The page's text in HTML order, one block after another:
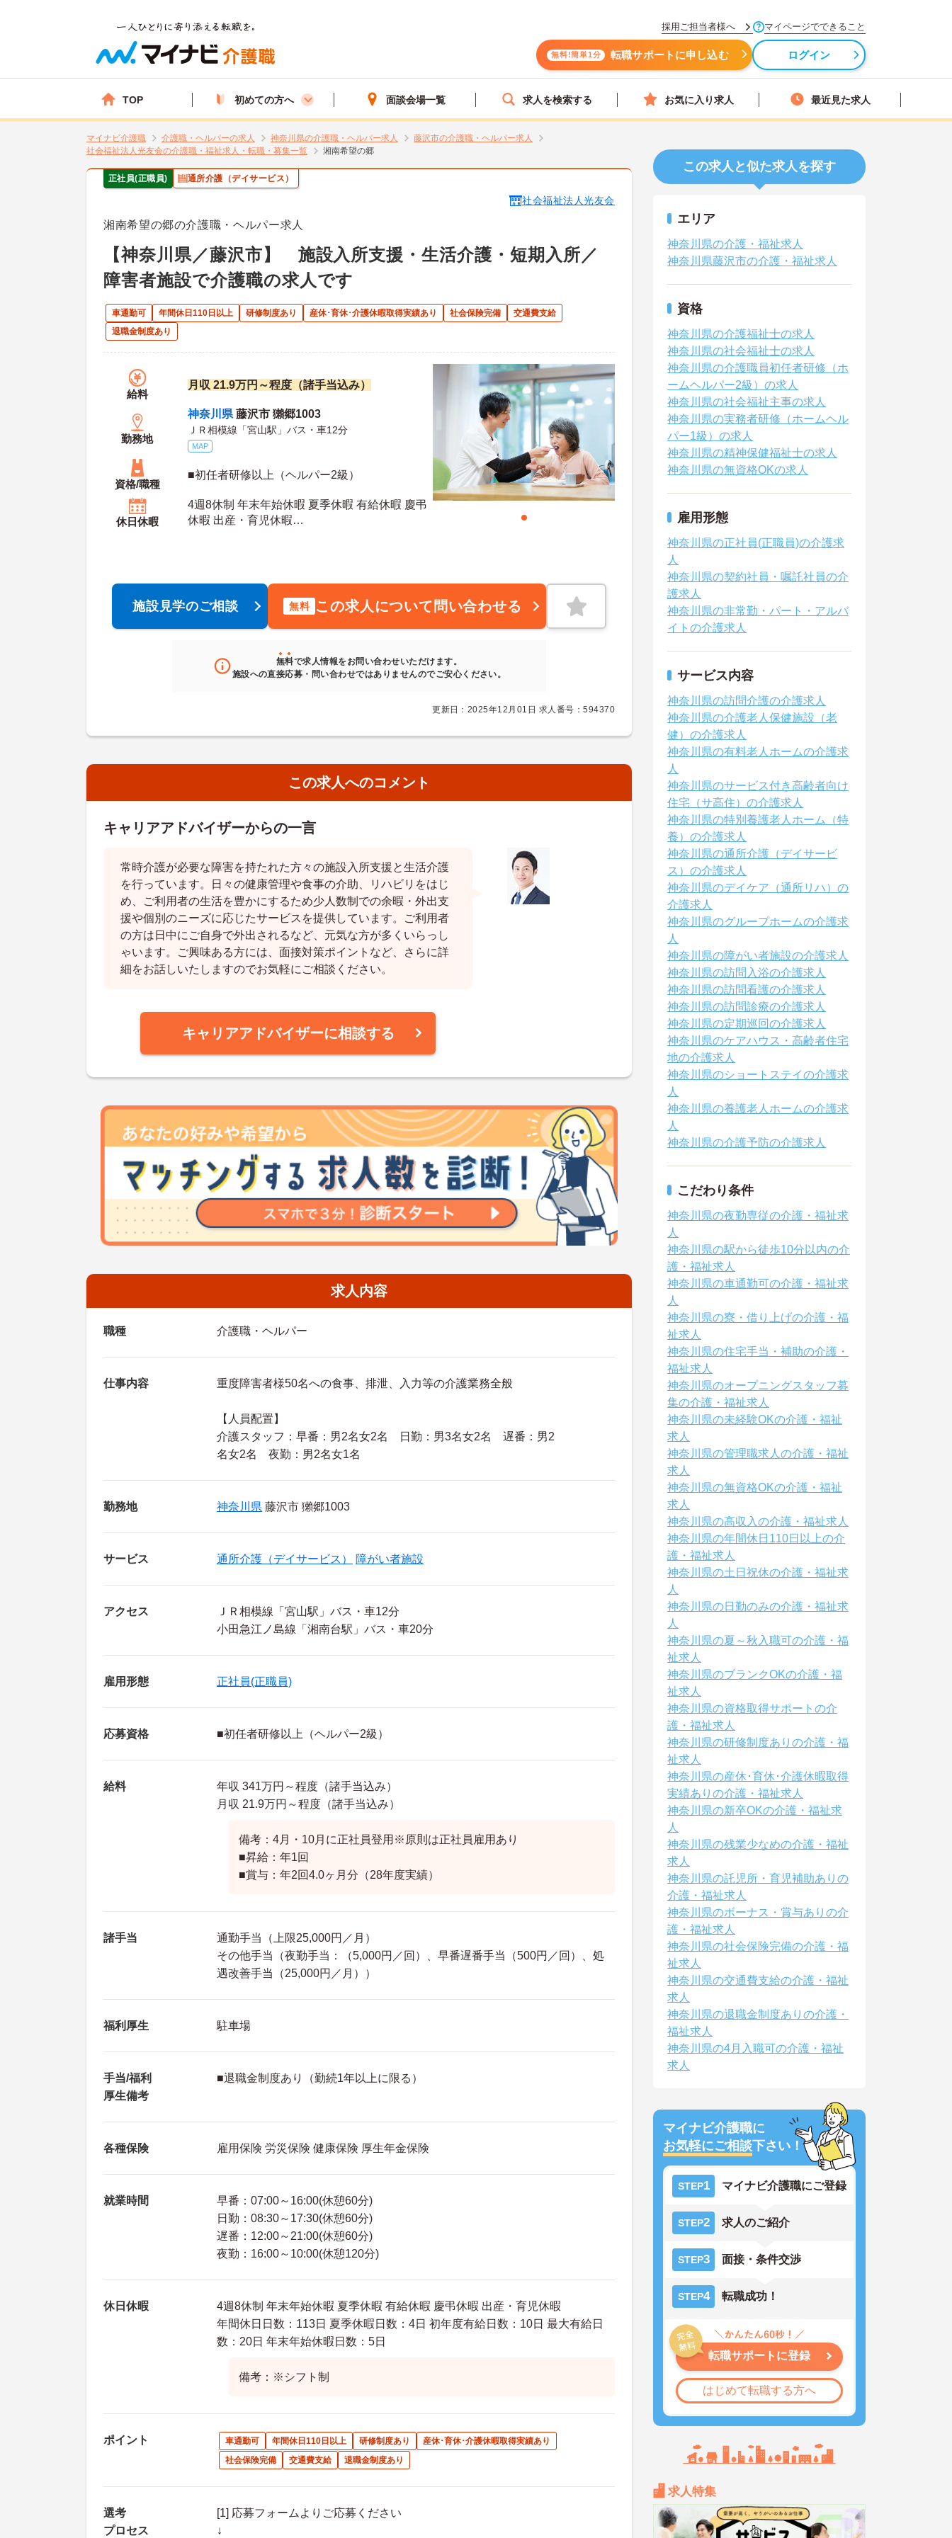
採用ご担当者様へ マイページでできること
無料!簡単1分 転職サポートに申し込む ログイン
TOP 初めての方へ 面談会場一覧 求人を検索する お気に入り求人 最近見た求人
マイナビ介護職 介護職・ヘルパーの求人 神奈川県の介護職・ヘルパー求人
藤沢市の介護職・ヘルパー求人
社会福祉法人光友会の介護職・福祉求人・転職・募集一覧
湘南希望の郷
正社員(正職員) 通所介護（デイサービス）
社会福祉法人光友会
湘南希望の郷の介護職・ヘルパー求人
【神奈川県／藤沢市】 施設入所支援・生活介護・短期入所／
障害者施設で介護職の求人です
車通勤可 年間休日110日以上 研修制度あり 産休･育休･介護休暇取得実績あり 社会保険完備
交通費支給
退職金制度あり
給料
月収 21.9万円～程度（諸手当込み）
勤務地
神奈川県 藤沢市 獺郷1003
ＪＲ相模線「宮山駅」バス・車12分
MAP
資格/職種
■初任者研修以上（ヘルパー2級）
休日休暇
4週8休制 年末年始休暇 夏季休暇 有給休暇 慶弔
休暇 出産・育児休暇
施設見学のご相談 無料 この求人について問い合わせる
無料で求人情報をお問い合わせいただけます。
施設への直接応募・問い合わせではありませんのでご安心ください。
更新日：2025年12月01日 求人番号：594370
この求人へのコメント
キャリアアドバイザーからの一言
常時介護が必要な障害を持たれた方々の施設入所支援と生活介護
を行っています。日々の健康管理や食事の介助、リハビリをはじ
め、ご利用者の生活を豊かにするため少人数制での余暇・外出支
援や個別のニーズに応じたサービスを提供しています。ご利用者
の方は日中にご自身で外出されるなど、元気な方が多くいらっし
ゃいます。ご興味ある方には、面接対策ポイントなど、さらに詳
細をお話しいたしますのでお気軽にご相談ください。
キャリアアドバイザーに相談する
求人内容
職種 介護職・ヘルパー
仕事内容 重度障害者様50名への食事、排泄、入力等の介護業務全般
【人員配置】
介護スタッフ：早番：男2名女2名 日勤：男3名女2名 遅番：男2
名女2名 夜勤：男2名女1名
勤務地 神奈川県 藤沢市 獺郷1003
サービス 通所介護（デイサービス） 障がい者施設
アクセス
ＪＲ相模線「宮山駅」バス・車12分
小田急江ノ島線「湘南台駅」バス・車20分
雇用形態 正社員(正職員)
応募資格 ■初任者研修以上（ヘルパー2級）
給料
年収 341万円～程度（諸手当込み）
月収 21.9万円～程度（諸手当込み）
備考：4月・10月に正社員登用※原則は正社員雇用あり
■昇給：年1回
■賞与：年2回4.0ヶ月分（28年度実績）
諸手当
通勤手当（上限25,000円／月）
その他手当（夜勤手当：（5,000円／回）、早番遅番手当（500円／回）、処
遇改善手当（25,000円／月））
福利厚生 駐車場
手当/福利
厚生備考
■退職金制度あり（勤続1年以上に限る）
各種保険 雇用保険 労災保険 健康保険 厚生年金保険
就業時間
早番：07:00～16:00(休憩60分)
日勤：08:30～17:30(休憩60分)
遅番：12:00～21:00(休憩60分)
夜勤：16:00～10:00(休憩120分)
休日休暇
4週8休制 年末年始休暇 夏季休暇 有給休暇 慶弔休暇 出産・育児休暇
年間休日日数：113日 夏季休暇日数：4日 初年度有給日数：10日 最大有給日
数：20日 年末年始休暇日数：5日
備考：※シフト制
ポイント 車通勤可 年間休日110日以上 研修制度あり
産休･育休･介護休暇取得実績あり
社会保険完備
交通費支給 退職金制度あり
選考
プロセス
[1] 応募フォームよりご応募ください
↓
この求人と似た求人を探す
エリア
神奈川県の介護・福祉求人
神奈川県藤沢市の介護・福祉求人
資格
神奈川県の介護福祉士の求人
神奈川県の社会福祉士の求人
神奈川県の介護職員初任者研修（ホ
ームヘルパー2級）の求人
神奈川県の社会福祉主事の求人
神奈川県の実務者研修（ホームヘル
パー1級）の求人
神奈川県の精神保健福祉士の求人
神奈川県の無資格OKの求人
雇用形態
神奈川県の正社員(正職員)の介護求
人
神奈川県の契約社員・嘱託社員の介
護求人
神奈川県の非常勤・パート・アルバ
イトの介護求人
サービス内容
神奈川県の訪問介護の介護求人
神奈川県の介護老人保健施設（老
健）の介護求人
神奈川県の有料老人ホームの介護求
人
神奈川県のサービス付き高齢者向け
住宅（サ高住）の介護求人
神奈川県の特別養護老人ホーム（特
養）の介護求人
神奈川県の通所介護（デイサービ
ス）の介護求人
神奈川県のデイケア（通所リハ）の
介護求人
神奈川県のグループホームの介護求
人
神奈川県の障がい者施設の介護求人
神奈川県の訪問入浴の介護求人
神奈川県の訪問看護の介護求人
神奈川県の訪問診療の介護求人
神奈川県の定期巡回の介護求人
神奈川県のケアハウス・高齢者住宅
地の介護求人
神奈川県のショートステイの介護求
人
神奈川県の養護老人ホームの介護求
人
神奈川県の介護予防の介護求人
こだわり条件
神奈川県の夜勤専従の介護・福祉求
人
神奈川県の駅から徒歩10分以内の介
護・福祉求人
神奈川県の車通勤可の介護・福祉求
人
神奈川県の寮・借り上げの介護・福
祉求人
神奈川県の住宅手当・補助の介護・
福祉求人
神奈川県のオープニングスタッフ募
集の介護・福祉求人
神奈川県の未経験OKの介護・福祉
求人
神奈川県の管理職求人の介護・福祉
求人
神奈川県の無資格OKの介護・福祉
求人
神奈川県の高収入の介護・福祉求人
神奈川県の年間休日110日以上の介
護・福祉求人
神奈川県の土日祝休の介護・福祉求
人
神奈川県の日勤のみの介護・福祉求
人
神奈川県の夏～秋入職可の介護・福
祉求人
神奈川県のブランクOKの介護・福
祉求人
神奈川県の資格取得サポートの介
護・福祉求人
神奈川県の研修制度ありの介護・福
祉求人
神奈川県の産休･育休･介護休暇取得
実績ありの介護・福祉求人
神奈川県の新卒OKの介護・福祉求
人
神奈川県の残業少なめの介護・福祉
求人
神奈川県の託児所・育児補助ありの
介護・福祉求人
神奈川県のボーナス・賞与ありの介
護・福祉求人
神奈川県の社会保険完備の介護・福
祉求人
神奈川県の交通費支給の介護・福祉
求人
神奈川県の退職金制度ありの介護・
福祉求人
神奈川県の4月入職可の介護・福祉
求人
マイナビ介護職に
お気軽にご相談下さい！
STEP1 マイナビ介護職にご登録
STEP2 求人のご紹介
STEP3 面接・条件交渉
STEP4 転職成功！
転職サポートに登録
はじめて転職する方へ
求人特集